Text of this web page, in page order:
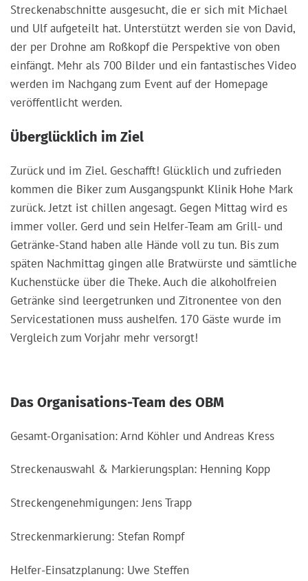
Streckenabschnitte ausgesucht, die er sich mit Michael
und Ulf aufgeteilt hat. Unterstützt werden sie von David,
der per Drohne am Roßkopf die Perspektive von oben
einfängt. Mehr als 700 Bilder und ein fantastisches Video
werden im Nachgang zum Event auf der Homepage
veröffentlicht werden.
Überglücklich im Ziel
Zurück und im Ziel. Geschafft! Glücklich und zufrieden
kommen die Biker zum Ausgangspunkt Klinik Hohe Mark
zurück. Jetzt ist chillen angesagt. Gegen Mittag wird es
immer voller. Gerd und sein Helfer-Team am Grill- und
Getränke-Stand haben alle Hände voll zu tun. Bis zum
späten Nachmittag gingen alle Bratwürste und sämtliche
Kuchenstücke über die Theke. Auch die alkoholfreien
Getränke sind leergetrunken und Zitronentee von den
Servicestationen muss aushelfen. 170 Gäste wurde im
Vergleich zum Vorjahr mehr versorgt!
Das Organisations-Team des OBM
Gesamt-Organisation: Arnd Köhler und Andreas Kress
Streckenauswahl & Markierungsplan: Henning Kopp
Streckengenehmigungen: Jens Trapp
Streckenmarkierung: Stefan Rompf
Helfer-Einsatzplanung: Uwe Steffen